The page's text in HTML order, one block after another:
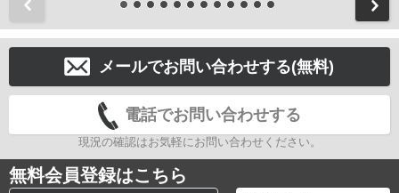
メールでお問い合わせする(無料)
電話でお問い合わせする
現況の確認はお気軽にお問い合わせください。
無料会員登録はこちら